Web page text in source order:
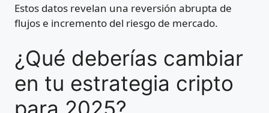
Estos datos revelan una reversión abrupta de
flujos e incremento del riesgo de mercado.
¿Qué deberías cambiar
en tu estrategia cripto